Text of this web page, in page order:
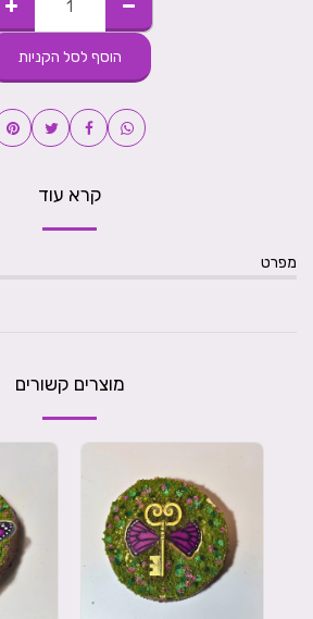
הוסף לסל הקניות
קרא עוד
מפרט
מוצרים קשורים